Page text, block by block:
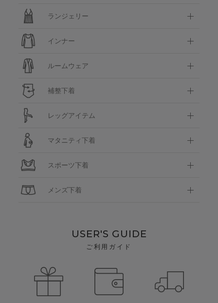
ランジェリー
インナー
ルームウェア
補整下着
レッグアイテム
マタニティ下着
スポーツ下着
メンズ下着
USER'S GUIDE
ご利用ガイド